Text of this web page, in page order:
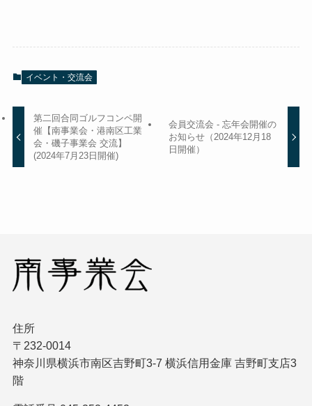
イベント・交流会
第二回合同ゴルフコンペ開
催【南事業会・港南区工業
会・磯子事業会 交流】
(2024年7月23日開催)
会員交流会 - 忘年会開催の
お知らせ（2024年12月18
日開催）
住所
〒232-0014
神奈川県横浜市南区吉野町3-7 横浜信用金庫 吉野町支店3
階